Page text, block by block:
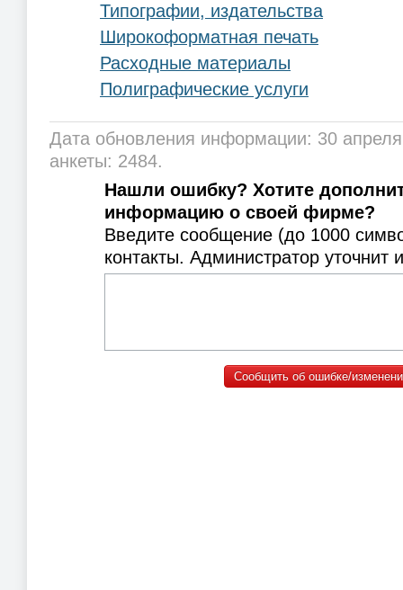
Типографии, издательства
Широкоформатная печать
Расходные материалы
Полиграфические услуги
Дата обновления информации: 30
анкеты: 2484.
Нашли ошибку? Хотите
информацию о своей фирме?
Введите сообщение (до 1000
контакты. Администратор